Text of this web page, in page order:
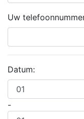
Uw
Datum:
-